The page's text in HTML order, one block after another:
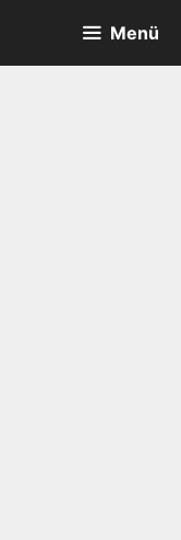
Menü